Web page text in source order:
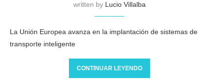
written by Lucio Villalba
La Unión Europea avanza en la implantación de sistemas de
transporte inteligente
CONTINUAR LEYENDO